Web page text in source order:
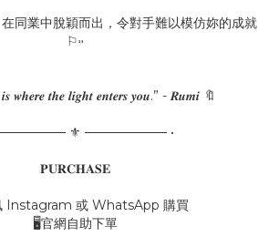
同業中脫穎而出，令對手難以模仿妳的成就
⚐˒˒
𝒘𝒉𝒆𝒓𝒆 𝒕𝒉𝒆 𝒍𝒊𝒈𝒉𝒕 𝒆𝒏𝒕𝒆𝒓𝒔 𝒚𝒐𝒖.” - 𝑹𝒖𝒎𝒊 🔖
⚜ ───────── •
𝐏𝐔𝐑𝐂𝐇𝐀𝐒𝐄
Instagram 或 WhatsApp 購買
🖥️官網自助下單